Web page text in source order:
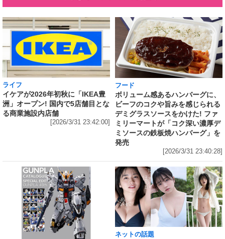
ライフ
イケアが2026年初秋に「IKEA豊
洲」オープン! 国内で5店舗目とな
る商業施設内店舗
[2026/3/31 23:42:00]
フード
ボリューム感あるハンバーグに、
ビーフのコクや旨みを感じられる
デミグラスソースをかけた! ファ
ミリーマートが「コク深い濃厚デ
ミソースの鉄板焼ハンバーグ」を
発売
[2026/3/31 23:40:28]
ネットの話題